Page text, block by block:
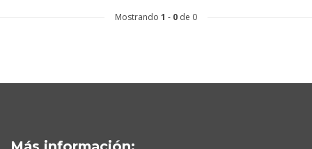
Mostrando 1 - 0 de 0